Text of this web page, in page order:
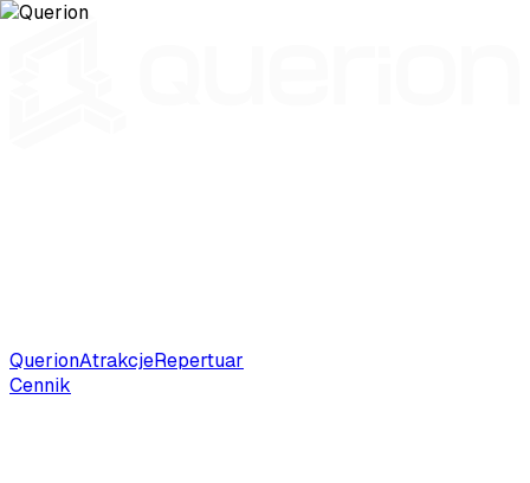
QuerionAtrakcjeRepertuar
Cennik